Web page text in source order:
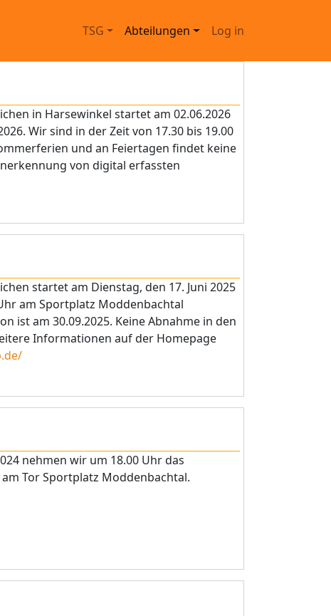
Main navigation
TSG Abteilungen User account menu
Log in
in Harsewinkel startet am 02.06.2026
Wir sind in der Zeit von 17.30 bis 19.00
und an Feiertagen findet keine
von digital erfassten
startet am Dienstag, den 17. Juni 2025
am Sportplatz Moddenbachtal
ist am 30.09.2025. Keine Abnahme in den
Informationen auf der Homepage
nehmen wir um 18.00 Uhr das
Tor Sportplatz Moddenbachtal.